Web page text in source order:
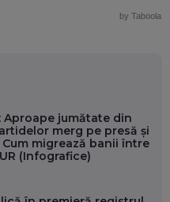
by Taboola
Aproape jumătate din
merg pe presă și
migrează banii între
(Infografice)